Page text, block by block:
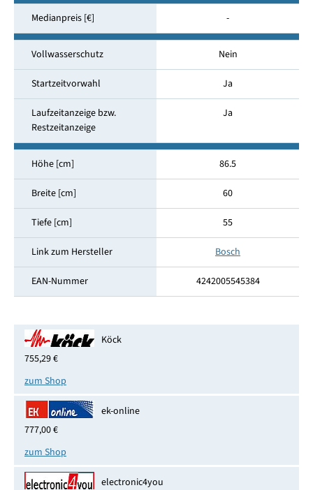
Medianpreis [€] -
Vollwasserschutz Nein
Startzeitvorwahl Ja
Laufzeitanzeige bzw.
Restzeitanzeige
Ja
Höhe [cm] 86.5
Breite [cm] 60
Tiefe [cm] 55
Link zum Hersteller Bosch
EAN-Nummer 4242005545384
Köck
755,29 €
zum Shop
ek-online
777,00 €
zum Shop
electronic4you